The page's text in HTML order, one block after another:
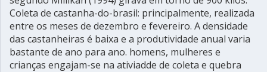
Coleta de castanha-do-brasil: principalmente, realizada
entre os meses de dezembro e fevereiro. A densidade
das castanheiras é baixa e a produtividade anual varia
bastante de ano para ano. homens, mulheres e
crianças engajam-se na ativiadde de coleta e quebra